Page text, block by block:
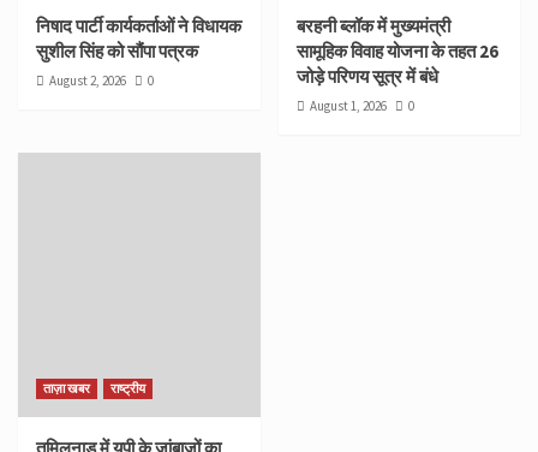
निषाद पार्टी कार्यकर्ताओं ने विधायक
सुशील सिंह को सौंपा पत्रक
August 2, 2026 0
बरहनी ब्लॉक में मुख्यमंत्री
सामूहिक विवाह योजना के तहत 26
जोड़े परिणय सूत्र में बंधे
August 1, 2026 0
ताज़ा खबर राष्ट्रीय